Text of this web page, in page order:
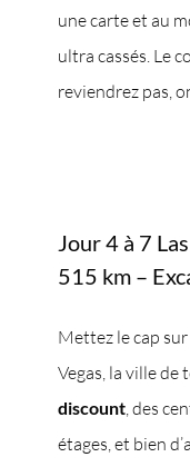
une carte et au
ultra cassés. Le
reviendrez pas,
Jour 4 à 7
515 km –
Mettez le cap sur
Vegas, la ville de
discount, des
étages, et bien